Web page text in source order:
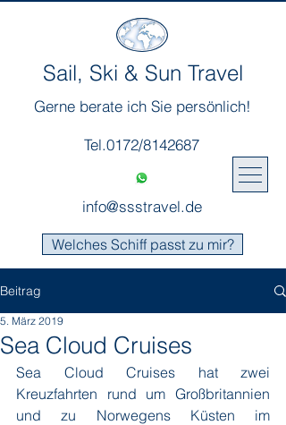
Sail, Ski & Sun Travel
Gerne berate ich Sie persönlich!
Tel.0172/8142687
info@ssstravel.de
Welches Schiff passt zu mir?
Beitrag
Sea Cloud Cruises
5. März 2019
Sea Cloud Cruises hat zwei
Kreuzfahrten rund um Großbritannien
und zu Norwegens Küsten im